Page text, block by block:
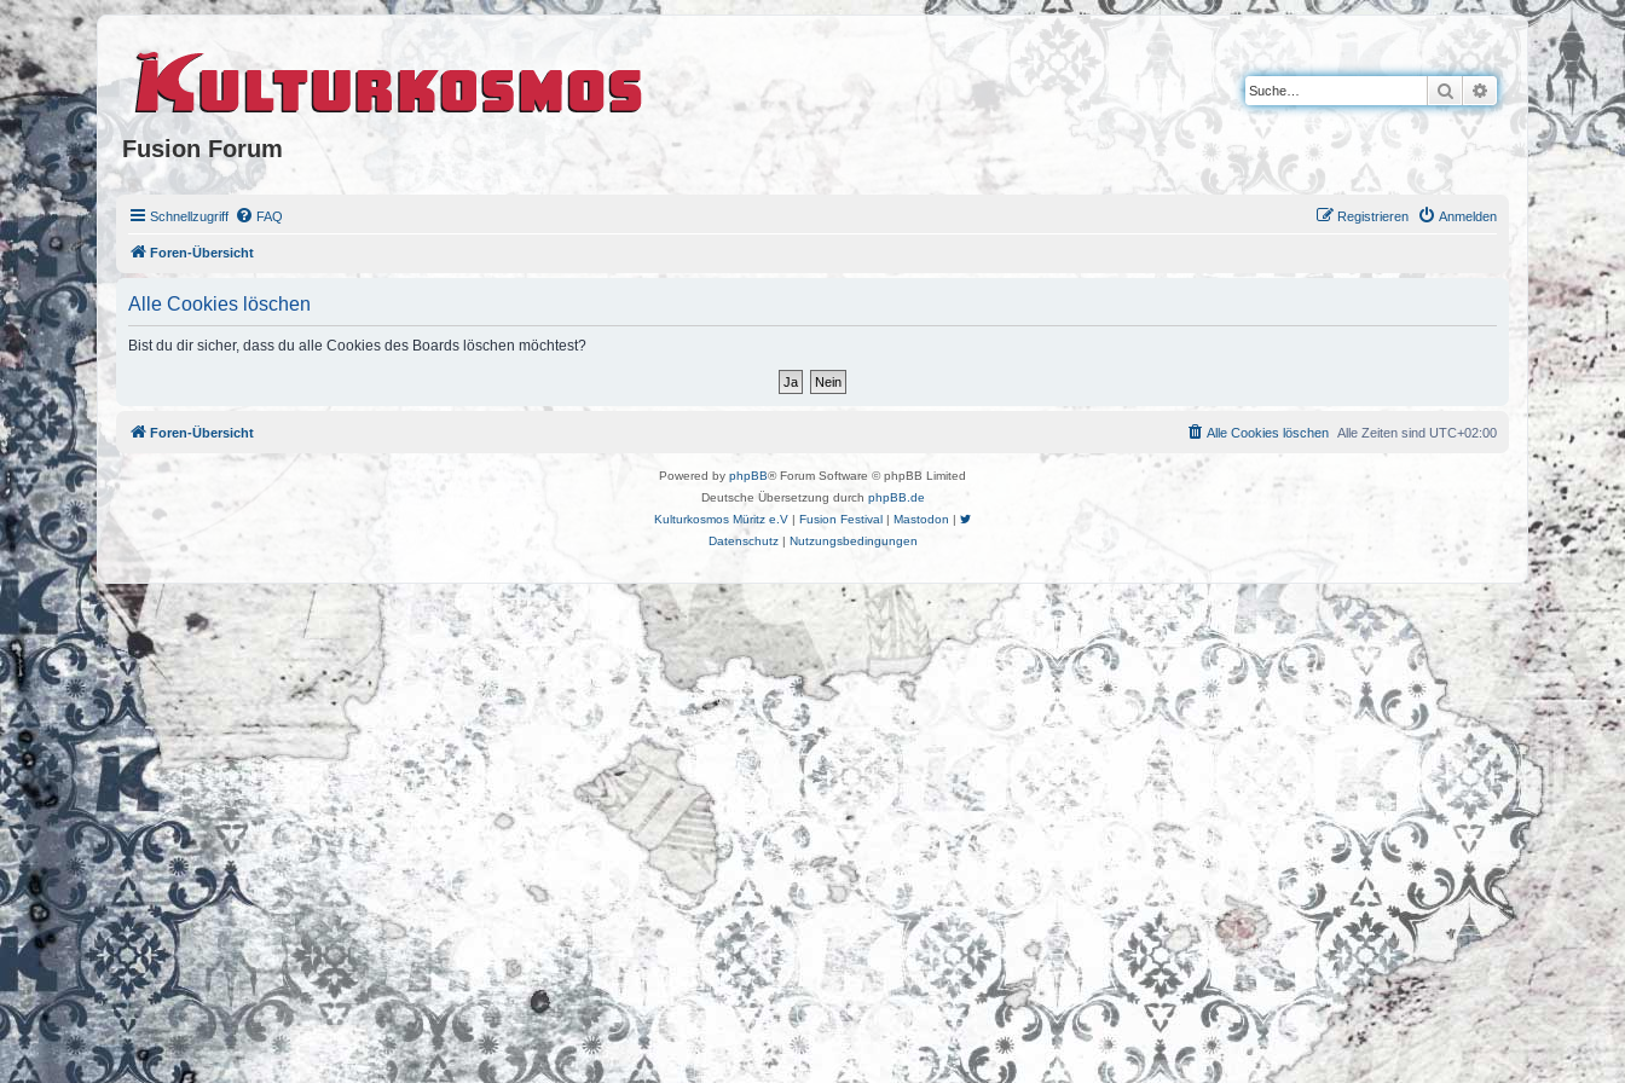
Fusion Forum
Suche Erweiterte Suche
Schnellzugriff FAQ Anmelden
Registrieren
Foren-Übersicht
Alle Cookies löschen
Bist du dir sicher, dass du alle Cookies des Boards löschen möchtest?
Foren-Übersicht Alle Zeiten sind UTC+02:00
Alle Cookies löschen
Powered by phpBB® Forum Software © phpBB Limited
Deutsche Übersetzung durch phpBB.de
Kulturkosmos Müritz e.V | Fusion Festival | Mastodon |
Datenschutz| Nutzungsbedingungen